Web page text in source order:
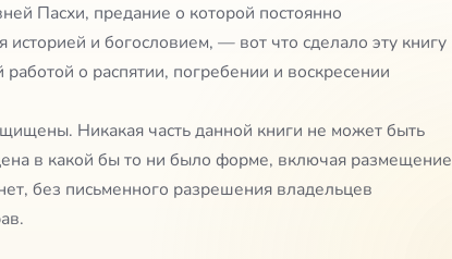
Пасхи, предание о которой постоянно
историей и богословием, — вот что сделало эту книгу
работой о распятии, погребении и воскресении
Никакая часть данной книги не может быть
в какой бы то ни было форме, включая размещение
без письменного разрешения владельцев